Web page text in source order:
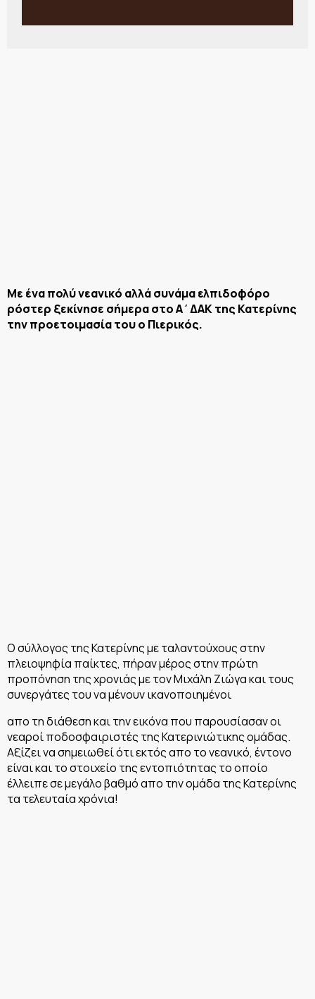
Με ένα πολύ νεανικό αλλά συνάμα ελπιδοφόρο
ρόστερ ξεκίνησε σήμερα στο Α΄ΔΑΚ της Κατερίνης
την προετοιμασία του ο Πιερικός.
Ο σύλλογος της Κατερίνης με ταλαντούχους στην
πλειοψηφία παίκτες, πήραν μέρος στην πρώτη
προπόνηση της χρονιάς με τον Μιχάλη Ζιώγα και τους
συνεργάτες του να μένουν ικανοποιημένοι
απο τη διάθεση και την εικόνα που παρουσίασαν οι
νεαροί ποδοσφαιριστές της Κατερινιώτικης ομάδας.
Αξίζει να σημειωθεί ότι εκτός απο το νεανικό, έντονο
είναι και το στοιχείο της εντοπιότητας το οποίο
έλλειπε σε μεγάλο βαθμό απο την ομάδα της Κατερίνης
τα τελευταία χρόνια!